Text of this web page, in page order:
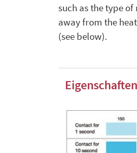
such as the type
away from the
(see below).
Eigenschaften